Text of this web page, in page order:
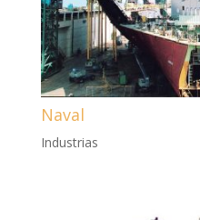
Naval
Industrias